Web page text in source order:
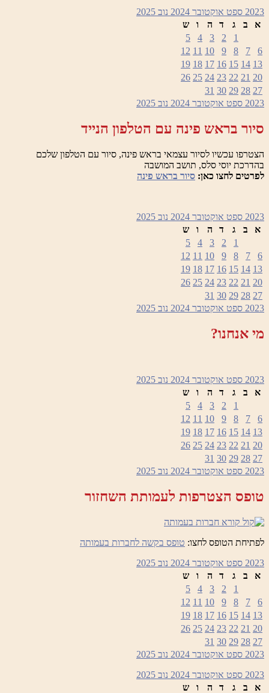
2023 ספט אוקטובר 2024 נוב 2025
א
ב ג ד ה ו
ש
1
2
3
4
5
6
7
8
9
10
11
12
13
14
15
16
17
18
19
20
21
22
23
24
25
26
27
28
29
30
31
2023 ספט אוקטובר 2024 נוב 2025
סיור בראש פינה עם הטלפון הנייד
הצטרפו עכשיו לסיור עצמאי בראש פינה, סיור עם הטלפון שלכם
בהדרכת יוסי סלס, תושב המושבה
לפרטים לחצו כאן: סיור בראש פינה
2023 ספט אוקטובר 2024 נוב 2025
א
ב ג ד ה ו
ש
1
2
3
4
5
6
7
8
9
10
11
12
13
14
15
16
17
18
19
20
21
22
23
24
25
26
27
28
29
30
31
2023 ספט אוקטובר 2024 נוב 2025
מי אנחנו?
2023 ספט אוקטובר 2024 נוב 2025
א
ב ג ד ה ו
ש
1
2
3
4
5
6
7
8
9
10
11
12
13
14
15
16
17
18
19
20
21
22
23
24
25
26
27
28
29
30
31
2023 ספט אוקטובר 2024 נוב 2025
טופס הצטרפות לעמותת השחזור
לפתיחת הטופס לחצו: טופס בקשה לחברות בעמותה
2023 ספט אוקטובר 2024 נוב 2025
א
ב ג ד ה ו
ש
1
2
3
4
5
6
7
8
9
10
11
12
13
14
15
16
17
18
19
20
21
22
23
24
25
26
27
28
29
30
31
2023 ספט אוקטובר 2024 נוב 2025
2023 ספט אוקטובר 2024 נוב 2025
א
ב ג ד ה ו
ש